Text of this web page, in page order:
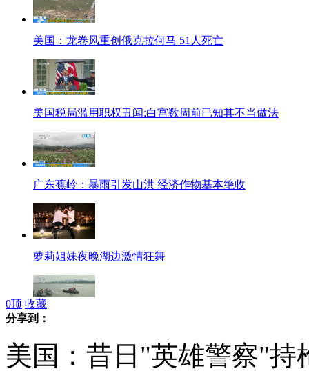
美国：龙卷风重创俄克拉何马 51人死亡
美国税局滥用职权丑闻:白宫数周前已知其不当做法
广东蕉岭：暴雨引发山洪 经济作物基本绝收
萝莉姐妹夜晚湖边激情狂舞
"平安航道"联合扫毒 中老携手破获特大跨国贩毒案
0顶 收藏
分享到：
美国：昔日"英雄警察"持